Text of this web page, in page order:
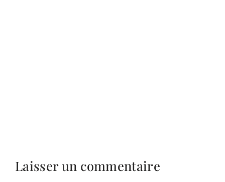
Laisser un commentaire